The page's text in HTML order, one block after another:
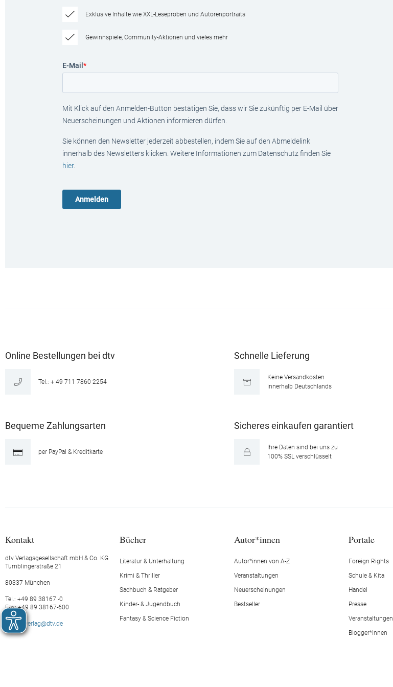
Exklusive Inhalte wie XXL-Leseproben und Autorenportraits
Gewinnspiele, Community-Aktionen und vieles mehr
E-Mail *
Mit Klick auf den Anmelden-Button bestätigen Sie, dass wir Sie zukünftig per E-Mail über
Neuerscheinungen und Aktionen informieren dürfen.
Sie können den Newsletter jederzeit abbestellen, indem Sie auf den Abmeldelink
innerhalb des Newsletters klicken. Weitere Informationen zum Datenschutz finden Sie
hier.
Online Bestellungen bei dtv
Tel.: + 49 711 7860 2254
Schnelle Lieferung
Keine Versandkosten
innerhalb Deutschlands
Bequeme Zahlungsarten
per PayPal & Kreditkarte
Sicheres einkaufen garantiert
Ihre Daten sind bei uns zu
100% SSL verschlüsselt
Kontakt
dtv Verlagsgesellschaft mbH & Co. KG
Tumblingerstraße 21
80337 München
Tel.: +49 89 38167 -0
Fax: +49 89 38167-600
E-Mail: verlag@dtv.de
Bücher
Literatur & Unterhaltung
Krimi & Thriller
Sachbuch & Ratgeber
Kinder- & Jugendbuch
Fantasy & Science Fiction
Autor*innen
Autor*innen von A-Z
Veranstaltungen
Neuerscheinungen
Bestseller
Portale
Foreign Rights
Schule & Kita
Handel
Presse
Veranstaltungen
Blogger*innen